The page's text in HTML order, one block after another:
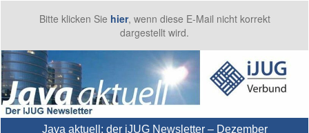
Bitte klicken Sie hier, wenn diese E-Mail nicht korrekt
dargestellt wird.
Java aktuell: der iJUG Newsletter – Dezember